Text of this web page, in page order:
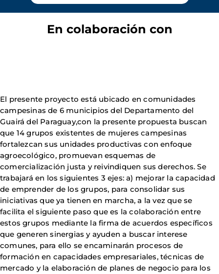
En colaboración con
El presente proyecto está ubicado en comunidades
campesinas de 6 municipios del Departamento del
Guairá del Paraguay,con la presente propuesta buscan
que 14 grupos existentes de mujeres campesinas
fortalezcan sus unidades productivas con enfoque
agroecológico, promuevan esquemas de
comercialización justa y reivindiquen sus derechos. Se
trabajará en los siguientes 3 ejes: a) mejorar la capacidad
de emprender de los grupos, para consolidar sus
iniciativas que ya tienen en marcha, a la vez que se
facilita el siguiente paso que es la colaboración entre
estos grupos mediante la firma de acuerdos específicos
que generen sinergias y ayuden a buscar interese
comunes, para ello se encaminarán procesos de
formación en capacidades empresariales, técnicas de
mercado y la elaboración de planes de negocio para los